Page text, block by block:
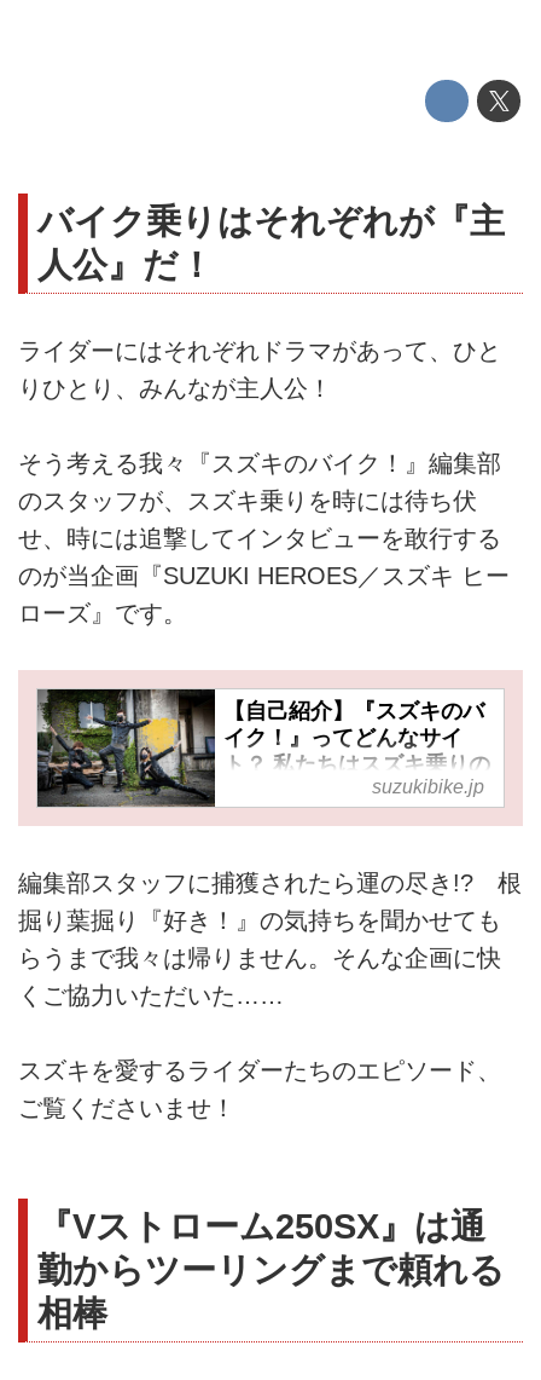
バイク乗りはそれぞれが『主
人公』だ！
ライダーにはそれぞれドラマがあって、ひと
りひとり、みんなが主人公！
そう考える我々『スズキのバイク！』編集部
のスタッフが、スズキ乗りを時には待ち伏
せ、時には追撃してインタビューを敢行する
のが当企画『SUZUKI HEROES／スズキ ヒー
ローズ』です。
【自己紹介】『スズキのバ
イク！』ってどんなサイ
ト？ 私たちはスズキ乗りの
『好き！』の気持ちを応援
suzukibike.jp
編集部スタッフに捕獲されたら運の尽き!? 根
掘り葉掘り『好き！』の気持ちを聞かせても
らうまで我々は帰りません。そんな企画に快
くご協力いただいた……
スズキを愛するライダーたちのエピソード、
ご覧くださいませ！
『Vストローム250SX』は通
勤からツーリングまで頼れる
相棒